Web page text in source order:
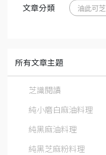
文章分類 油此可芝
所有文章主題
芝識閱讀
純小磨白麻油料理
純黑麻油料理
純黑芝麻粉料理